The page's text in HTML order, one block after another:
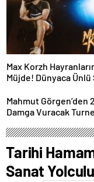
Max Korzh
Müjde! Dünyaca Ünlü Star
Performansla
Buluşuyor
Mahmut Görgen’den
Damga Vuracak
Tarihi
Sanat